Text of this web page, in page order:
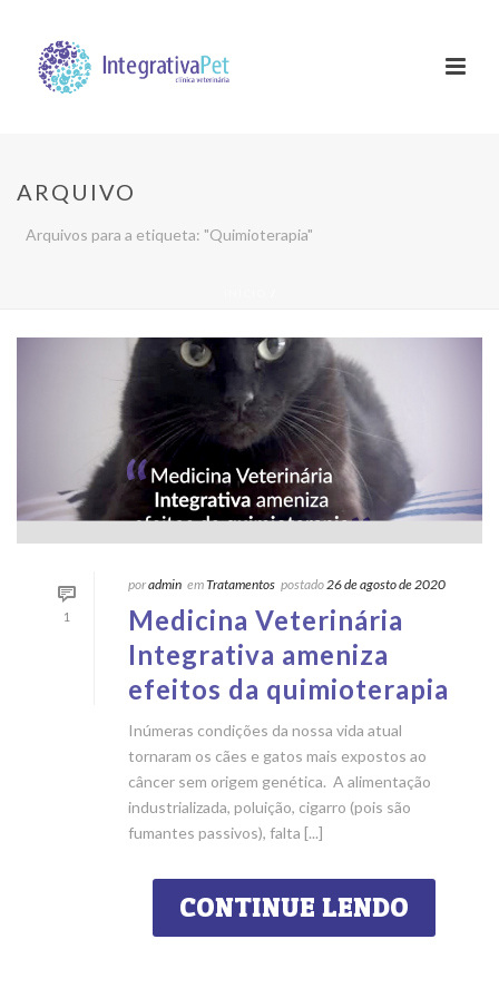
ARQUIVO
Arquivos para a etiqueta: "Quimioterapia"
1
poradmin emTratamentos postado 26 de agosto de 2020
Medicina Veterinária
Integrativa ameniza
efeitos da quimioterapia
Inúmeras condições da nossa vida atual
tornaram os cães e gatos mais expostos ao
câncer sem origem genética. A alimentação
industrializada, poluição, cigarro (pois são
fumantes passivos), falta [...]
CONTINUE LENDO